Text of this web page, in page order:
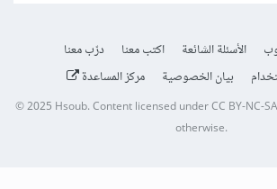
الأسئلة الشائعة اكتب معنا
درّب معنا
بيان الخصوصية مركز المساعدة
© 2025Hsoub.Content licensed underCC BY-NC-
otherwise.